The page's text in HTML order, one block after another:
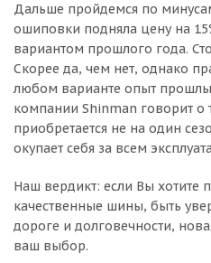
Дальше пройдемся по
ошиповки подняла цену на
вариантом прошлого года.
Скорее да, чем нет, однако
любом варианте опыт
компании Shinman говорит о
приобретается не на один
окупает себя за всем
Наш вердикт: если Вы хотите
качественные шины, быть
дороге и долговечности,
ваш выбор.